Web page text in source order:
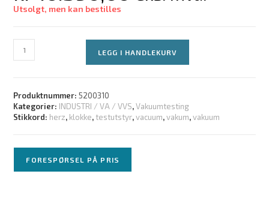
Utsolgt, men kan bestilles
LEGG I HANDLEKURV
Produktnummer:5200310
Kategorier: INDUSTRI / VA / VVS,Vakuumtesting
Stikkord: herz, klokke,testutstyr,vacuum,vakum,vakuum
FORESPØRSEL PÅ PRIS